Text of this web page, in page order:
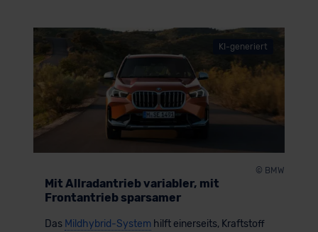
KI-generiert
© BMW
Mit Allradantrieb variabler, mit
Frontantrieb sparsamer
Das Mildhybrid-Systemhilft einerseits, Kraftstoff